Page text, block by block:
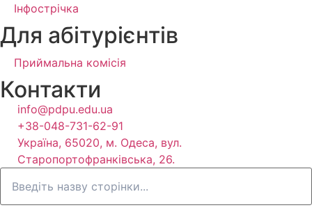
Інфострічка
Для абітурієнтів
Приймальна комісія
Контакти
info@pdpu.edu.ua
+38-048-731-62-91
Україна, 65020, м. Одеса, вул.
Старопортофранківська, 26.